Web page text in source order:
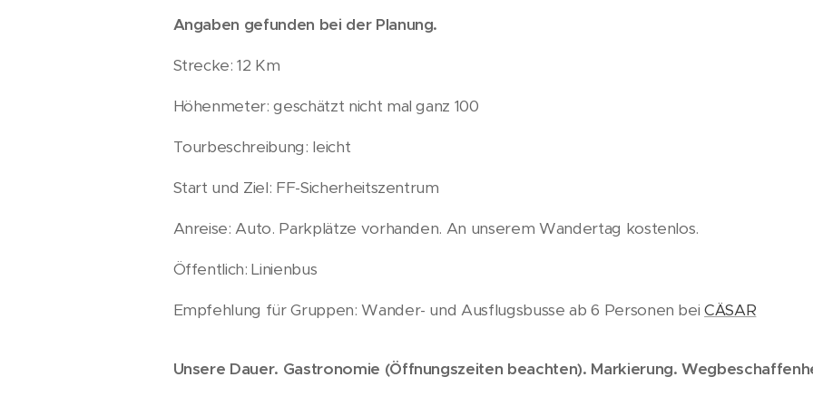
Angaben gefunden bei der Planung.
Strecke: 12 Km
Höhenmeter: geschätzt nicht mal ganz 100
Tourbeschreibung: leicht
Start und Ziel: FF-Sicherheitszentrum
Anreise: Auto. Parkplätze vorhanden. An unserem Wandertag kostenlos.
Öffentlich: Linienbus
Empfehlung für Gruppen: Wander- und Ausflugsbusse ab 6 Personen beiCÄSAR
Unsere Dauer. Gastronomie (Öffnungszeiten beachten). Markierung.